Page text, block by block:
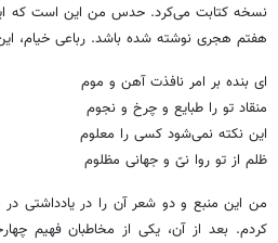
نسخه کتابت می‌کرد. حدس من این است که
هفتم هجری نوشته شده باشد. رباعی خیام،
ای بنده بر امر نافذت آهن و موم
منقاد تو را طبایع و چرخ و نجوم
این نکته نمی‌شود کسی را معلوم
ظلم از تو روا نیّ و جهانی مظلوم
من این منبع و دو شعر آن را در یادداشتی
کردم. بعد از آن، یکی از مخاطبان فهیم